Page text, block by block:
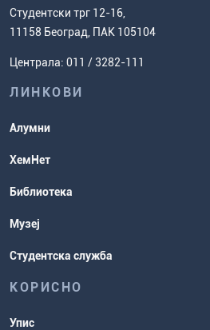
Научноистраживачки рад
Европски систем преноса бодова
(ЕСПБ)
Усавршавање за наставнике
Повереник за равноправност
Студентске организације
рокови
Ценовник студија
испита
Студентски трг 12-16,
11158 Београд, ПАК 105104
Централа: 011 / 3282-111
ЛИНКОВИ
Алумни
ХемНет
Библиотека
Музеј
Студентска служба
КОРИСНО
Упис